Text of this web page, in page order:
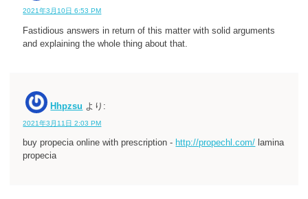
2021年3月10日 6:53 PM
Fastidious answers in return of this matter with solid arguments
and explaining the whole thing about that.
Hhpzsu より:
2021年3月11日 2:03 PM
buy propecia online with prescription - http://propechl.com/ lamina
propecia